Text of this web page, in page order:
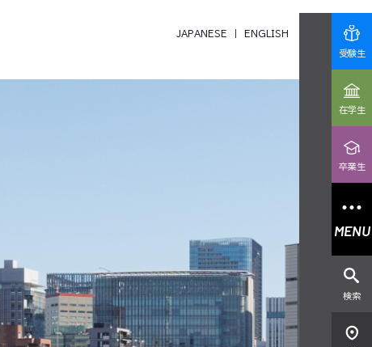
JAPANESE ENGLISH
受験生
在学生
卒業生
MENU
検索